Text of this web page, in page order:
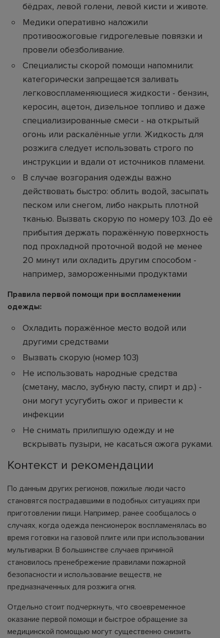
бёдрах, левой голени, левой кисти и животе.
Медики оперативно наложили
противоожоговые гидрогелевые повязки и
провели обезболивание.
Специалисты скорой помощи напомнили:
категорически запрещается заливать
легковоспламеняющиеся жидкости - бензин,
керосин, ацетон, дизельное топливо и даже
специализированные смеси - на открытый
огонь или раскалённые угли. Жидкость для
розжига следует использовать строго по
инструкции и вдали от источников пламени.
В случае возгорания одежды важно
действовать быстро: облить водой, засыпать
песком или снегом, либо накрыть плотной
тканью. Вызвать скорую по номеру 103. До её
прибытия держать поражённую поверхность
под прохладной проточной водой не менее
20 минут или охладить другим способом -
например, замороженными продуктами
Правила первой помощи при воспламенении
одежды:
Охладить поражённое место водой или
другими средствами
Вызвать скорую (номер 103)
Не использовать народные средства
(сметану, масло, зубную пасту, спирт и др.) -
они могут усугубить ожог и привести к
инфекции
Не снимать прилипшую одежду и не
вскрывать пузыри, не касаться ожога руками.
Контекст и рекомендации
По данным других регионов, пожилые люди часто
становятся пострадавшими в подобных ситуациях при
приготовлении пищи. Например, ранее сообщалось о
случаях, когда одежда пенсионерок воспламенялась во
время готовки на газовой плите или при использовании
мультиварки. В большинстве случаев причиной
становилось пренебрежение правилами пожарной
безопасности и использование веществ, не
предназначенных для розжига огня.
Отдельно стоит подчеркнуть, что своевременное
оказание первой помощи и быстрое обращение за
медицинской помощью могут существенно снизить